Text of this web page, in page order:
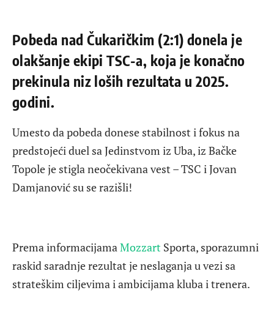
Pobeda nad Čukaričkim (2:1) donela je
olakšanje ekipi TSC-a, koja je konačno
prekinula niz loših rezultata u 2025.
godini.
Umesto da pobeda donese stabilnost i fokus na
predstojeći duel sa Jedinstvom iz Uba, iz Bačke
Topole je stigla neočekivana vest – TSC i Jovan
Damjanović su se razišli!
Prema informacijama Mozzart Sporta, sporazumni
raskid saradnje rezultat je neslaganja u vezi sa
strateškim ciljevima i ambicijama kluba i trenera.